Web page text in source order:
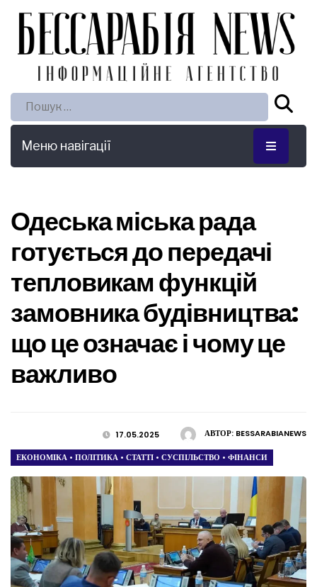
Пошук:
Меню навігації
Одеська міська рада
готується до передачі
тепловикам функцій
замовника будівництва:
що це означає і чому це
важливо
АВТОР: BESSARABIANEWS
17.05.2025
ЕКОНОМІКА • ПОЛІТИКА • СТАТТІ • СУСПІЛЬСТВО • ФІНАНСИ